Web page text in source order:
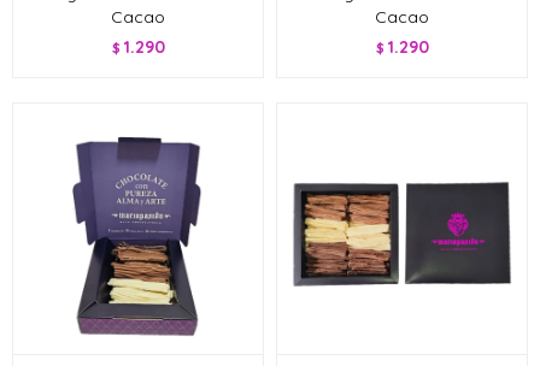
Cacao
$ 1.290
Cacao
$ 1.290